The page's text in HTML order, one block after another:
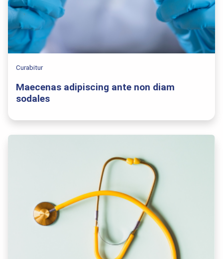
Curabitur
Maecenas adipiscing ante non diam
sodales